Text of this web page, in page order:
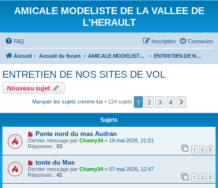
AMICALE MODELISTE DE LA VALLEE DE
L'HERAULT
FAQ Connexion
Inscription
Accueil Accueil du forum AMICALE MODELISTE DE LA VALLEE DE L'HERAULT ENTRETIEN DE NOS SITES DE VOL
ENTRETIEN DE NOS SITES DE VOL
Nouveau sujet
Marquer les sujets comme lus • 124 sujets 1 2 3 4
Sujets
Pente nord du mas Audran
Dernier message par Chamy34 « 19 mai 2026, 21:01
Réponses : 53 1 2 3
tonte du Mas
Dernier message par Chamy34 « 07 mai 2026, 12:47
Réponses : 41 1 2 3